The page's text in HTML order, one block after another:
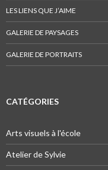
LES LIENS QUE J’AIME
GALERIE DE PAYSAGES
GALERIE DE PORTRAITS
CATÉGORIES
Arts visuels à l'école
Atelier de Sylvie